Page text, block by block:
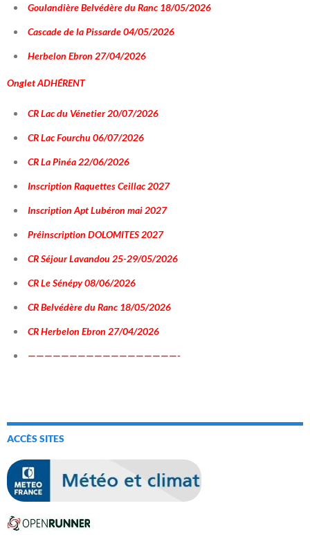
Goulandière Belvédère du Ranc 18/05/2026
Cascade de la Pissarde 04/05/2026
Herbelon Ebron 27/04/2026
OngletADHÉRENT
CR Lac du Vénetier 20/07/2026
CR Lac Fourchu 06/07/2026
CR La Pinéa 22/06/2026
Inscription Raquettes Ceillac 2027
Inscription Apt Lubéron mai 2027
Préinscription DOLOMITES 2027
CR Séjour Lavandou 25-29/05/2026
CR Le Sénépy 08/06/2026
CR Belvédère du Ranc 18/05/2026
CR Herbelon Ebron 27/04/2026
——————————————————-
ACCÈS SITES